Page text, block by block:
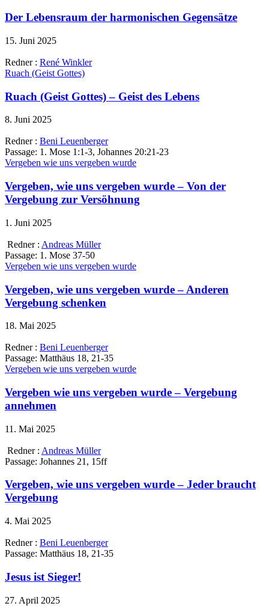
Der Lebensraum der harmonischen Gegensätze
15. Juni 2025
Redner : René Winkler
Ruach (Geist Gottes)
Ruach (Geist Gottes) – Geist des Lebens
8. Juni 2025
Redner : Beni Leuenberger
Passage: 1. Mose 1:1-3, Johannes 20:21-23
Vergeben wie uns vergeben wurde
Vergeben, wie uns vergeben wurde – Von der
Vergebung zur Versöhnung
1. Juni 2025
Redner : Andreas Müller
Passage: 1. Mose 37-50
Vergeben wie uns vergeben wurde
Vergeben, wie uns vergeben wurde – Anderen
Vergebung schenken
18. Mai 2025
Redner : Beni Leuenberger
Passage: Matthäus 18, 21-35
Vergeben wie uns vergeben wurde
Vergeben wie uns vergeben wurde – Vergebung
annehmen
11. Mai 2025
Redner : Andreas Müller
Passage: Johannes 21, 15ff
Vergeben, wie uns vergeben wurde – Jeder braucht
Vergebung
4. Mai 2025
Redner : Beni Leuenberger
Passage: Matthäus 18, 21-35
Jesus ist Sieger!
27. April 2025